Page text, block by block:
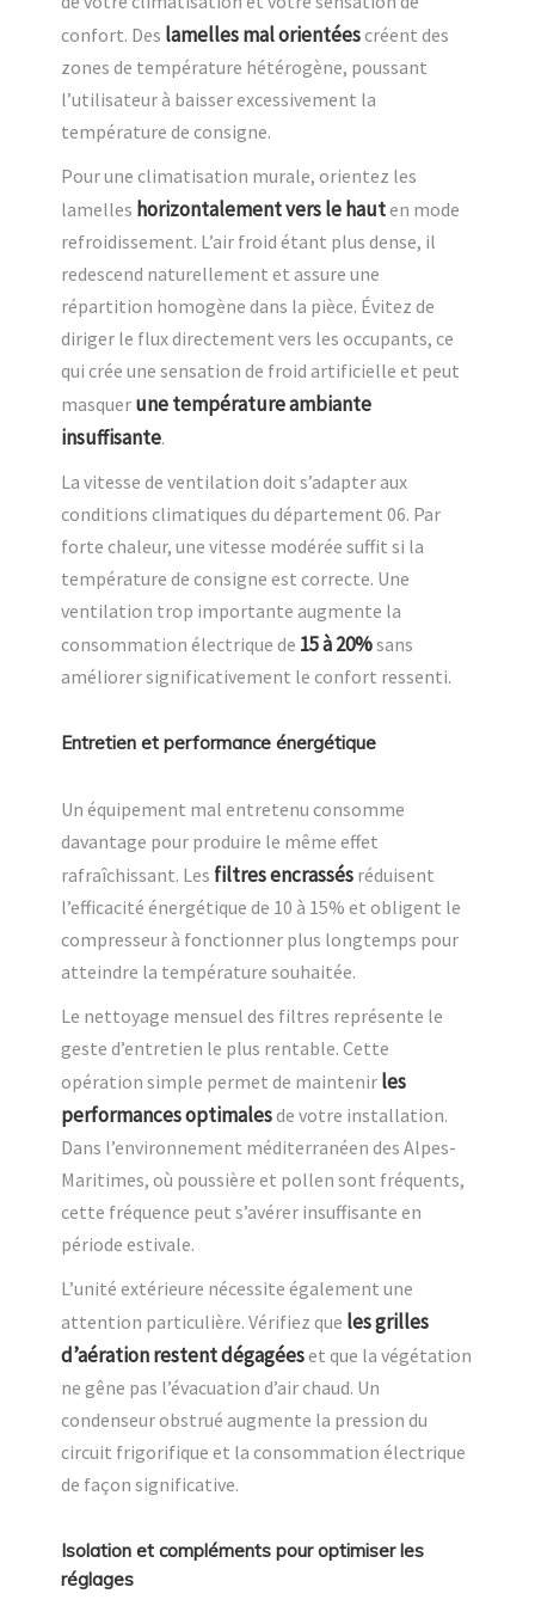
confort. Des lamelles mal orientéescréent des
zones de température hétérogène, poussant
l’utilisateur à baisser excessivement la
température de consigne.
Pour une climatisation murale, orientez les
lamelles horizontalement vers le hauten mode
refroidissement. L’air froid étant plus dense, il
redescend naturellement et assure une
répartition homogène dans la pièce. Évitez de
diriger le flux directement vers les occupants, ce
qui crée une sensation de froid artificielle et peut
masquer une température ambiante
insuffisante.
La vitesse de ventilation doit s’adapter aux
conditions climatiques du département 06. Par
forte chaleur, une vitesse modérée suffit si la
température de consigne est correcte. Une
ventilation trop importante augmente la
consommation électrique de 15 à 20%sans
améliorer significativement le confort ressenti.
Entretien et performance énergétique
Un équipement mal entretenu consomme
davantage pour produire le même effet
rafraîchissant. Les filtres encrassés réduisent
l’efficacité énergétique de 10 à 15% et obligent le
compresseur à fonctionner plus longtemps pour
atteindre la température souhaitée.
Le nettoyage mensuel des filtres représente le
geste d’entretien le plus rentable. Cette
opération simple permet de maintenir les
performances optimalesde votre installation.
Dans l’environnement méditerranéen des Alpes-
Maritimes, où poussière et pollen sont fréquents,
cette fréquence peut s’avérer insuffisante en
période estivale.
L’unité extérieure nécessite également une
attention particulière. Vérifiez que les grilles
d’aération restent dégagéeset que la végétation
ne gêne pas l’évacuation d’air chaud. Un
condenseur obstrué augmente la pression du
circuit frigorifique et la consommation électrique
de façon significative.
Isolation et compléments pour optimiser les
réglages